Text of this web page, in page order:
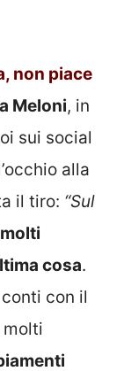
non piace
Meloni, in
sui social
alla
il tiro: “Sul
cosa.
con il
molti